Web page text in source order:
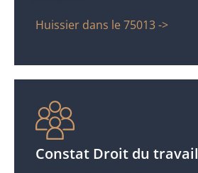
Huissier dans le 75013 ->
Constat Droit du travail